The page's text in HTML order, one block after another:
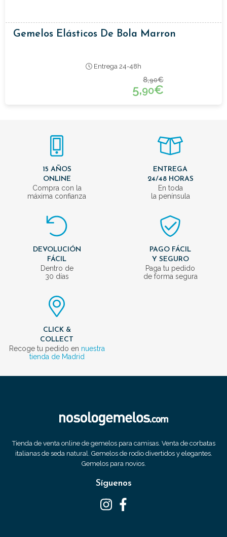
Gemelos Elásticos De Bola Marron
Entrega 24-48h
8,90€
5,90€
15 AÑOS
ONLINE
Compra con la
máxima confianza
ENTREGA
24/48 HORAS
En toda
la península
DEVOLUCIÓN
FÁCIL
Dentro de
30 días
PAGO FÁCIL
Y SEGURO
Paga tu pedido
de forma segura
CLICK &
COLLECT
Recoge tu pedido en nuestra
tienda de Madrid
Tienda de venta online de gemelos para camisas. Venta de corbatas
italianas de seda natural. Gemelos de rodio divertidos y elegantes.
Gemelos para novios.
Síguenos